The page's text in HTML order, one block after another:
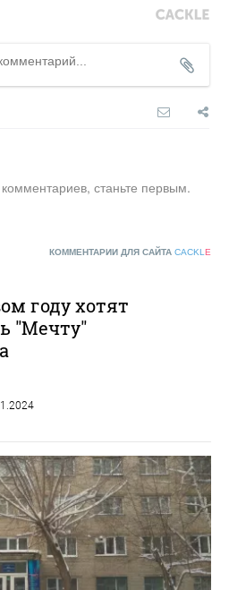
станьте первым.
КОММЕНТАРИИ ДЛЯ САЙТА CACKL E
году хотят
"Мечту"